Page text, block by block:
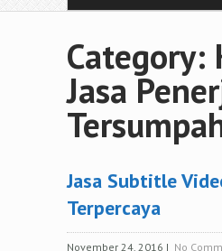
Category:
Jasa
Jasa Subtitle
Terpercaya
November 24, 2016 | No